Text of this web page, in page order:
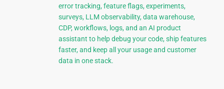
error tracking, feature flags, experiments,
surveys, LLM observability, data warehouse,
CDP, workflows, logs, and an AI product
assistant to help debug your code, ship features
faster, and keep all your usage and customer
data in one stack.